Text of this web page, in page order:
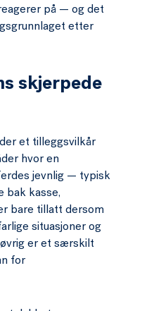
på — og det
etter
skjerpede
et tilleggsvilkår
hvor en
jevnlig — typisk
bak kasse,
bare tillatt dersom
situasjoner og
er et særskilt
for